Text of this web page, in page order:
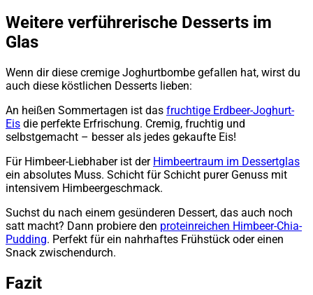
Weitere verführerische Desserts im
Glas
Wenn dir diese cremige Joghurtbombe gefallen hat, wirst du
auch diese köstlichen Desserts lieben:
An heißen Sommertagen ist das fruchtige Erdbeer-Joghurt-
Eis die perfekte Erfrischung. Cremig, fruchtig und
selbstgemacht – besser als jedes gekaufte Eis!
Für Himbeer-Liebhaber ist der Himbeertraum im Dessertglas
ein absolutes Muss. Schicht für Schicht purer Genuss mit
intensivem Himbeergeschmack.
Suchst du nach einem gesünderen Dessert, das auch noch
satt macht? Dann probiere den proteinreichen Himbeer-Chia-
Pudding. Perfekt für ein nahrhaftes Frühstück oder einen
Snack zwischendurch.
Fazit